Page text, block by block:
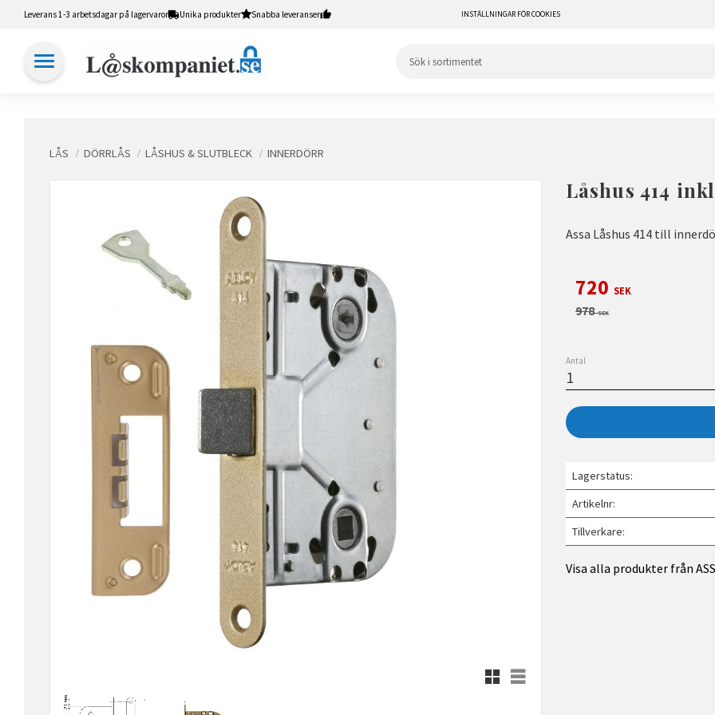
Leverans 1-3 arbetsdagar på lagervaror Unika produkter Snabba leveranser INSTÄLLNINGAR FÖR COOKIES
LÅS DÖRRLÅS LÅSHUS & SLUTBLECK INNERDÖRR
Låshus 414
Assa Låshus 414 till
Rutnätsvy
Listvy
Nedsatt pris:
720 SEK
Ordinarie pris:
978SEK
Antal
Lagerstatus
Artikelnr
Tillverkare
Visa alla produkter från